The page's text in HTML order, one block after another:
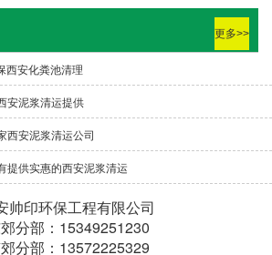
更多>>
西安化粪池清理
安泥浆清运提供
西安泥浆清运公司
提供实惠的西安泥浆清运
帅印环保工程有限公司
分部：15349251230
分部：13572225329